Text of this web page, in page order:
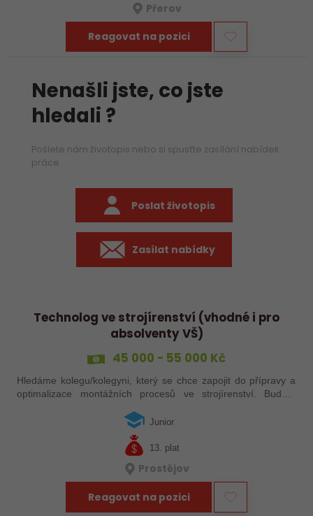
Přerov
Reagovat na pozici
Nenašli jste, co jste
hledali ?
Pošlete nám životopis nebo si spusťte zasílání nabídek
práce
Poslat životopis
Zasílat nabídky
Technolog ve strojírenství (vhodné i pro
absolventy VŠ)
45 000 - 55 000 Kč
Hledáme kolegu/kolegyni, který se chce zapojit do přípravy a
optimalizace montážních procesů ve strojírenství. Budete
výrobě a spolupracovat…
Junior
13. plat
Prostějov
Reagovat na pozici